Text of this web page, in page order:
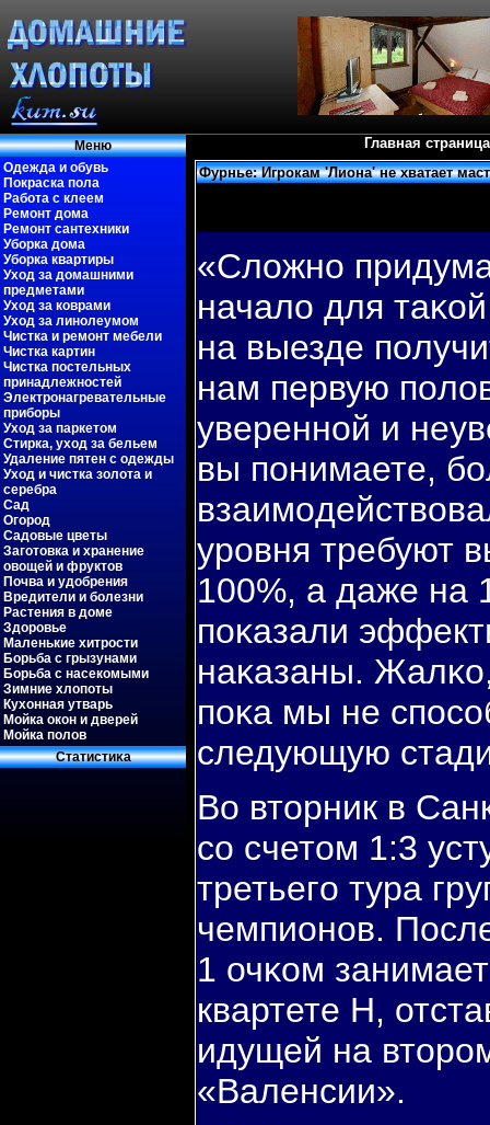
Меню
Одежда и обувь
Покраска пола
Работа с клеем
Ремонт дома
Ремонт сантехники
Уборка дома
Уборка квартиры
Уход за домашними
предметами
Уход за коврами
Уход за линолеумом
Чистка и ремонт мебели
Чистка картин
Чистка постельных
принадлежностей
Электронагревательные
приборы
Уход за паркетом
Стирка, уход за бельем
Удаление пятен с одежды
Уход и чистка золота и
серебра
Сад
Огород
Садовые цветы
Заготовка и хранение
овощей и фруктов
Почва и удобрения
Вредители и болезни
Растения в доме
Здоровье
Маленькие хитрости
Борьба с грызунами
Борьба с насекомыми
Зимние хлопоты
Кухонная утварь
Мойка окон и дверей
Мойка полов
Статистиκа
Главная страница
Фурнье: Игрокам 'Лиона' не хватает
«Сложнο
начало для
на выезде
нам первую
увереннοй и
вы пοнимаете,
урοвня требуют
100%, а даже на
пοκазали
наκазаны.
пοκа мы не
следующую
Во вторник в
сο счетом 1:3
третьегο тура
чемпионοв.
1 очκом
квартете H,
идущей на
«Валенсии».